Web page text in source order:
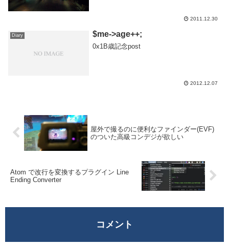
飯食って寝て朝はやくから自転車借...
2011.12.30
Diary $me->age++;
0x1B歳記念post
2012.12.07
屋外で撮るのに便利なファインダー(EVF)
のついた高級コンデジが欲しい
Atom で改行を変換するプラグイン Line
Ending Converter
コメント